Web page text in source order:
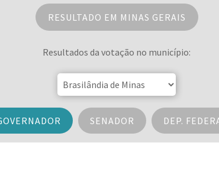
RESULTADO EM MINAS GERAIS
Resultados da votação no município:
SENADOR DEP.